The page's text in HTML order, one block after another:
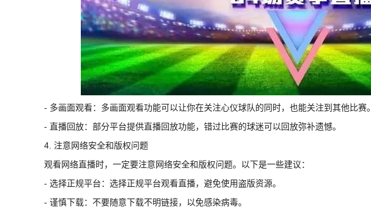
- 多画面观看：多画面观看功能可以让你在关注心仪球队的同时，也能关注到其他比赛。
- 直播回放：部分平台提供直播回放功能，错过比赛的球迷可以回放弥补遗憾。
4. 注意网络安全和版权问题
观看网络直播时，一定要注意网络安全和版权问题。以下是一些建议：
- 选择正规平台：选择正规平台观看直播，避免使用盗版资源。
- 谨慎下载：不要随意下载不明链接，以免感染病毒。